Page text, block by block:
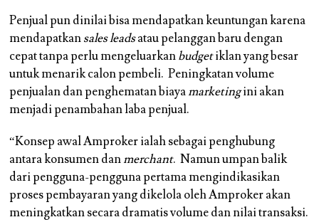
Penjual pun dinilai bisa mendapatkan keuntungan karena
mendapatkansales leadsatau pelanggan baru dengan
cepat tanpa perlu mengeluarkanbudgetiklan yang besar
untuk menarik calon pembeli. Peningkatan volume
penjualan dan penghematan biayamarketingini akan
menjadi penambahan laba penjual.
“Konsep awal Amproker ialah sebagai penghubung
antara konsumen danmerchant. Namun umpan balik
dari pengguna-pengguna pertama mengindikasikan
proses pembayaran yang dikelola oleh Amproker akan
meningkatkan secara dramatis volume dan nilai transaksi.